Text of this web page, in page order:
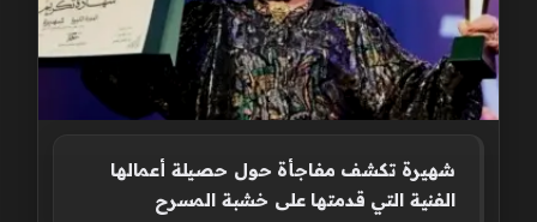
شهيرة تكشف مفاجأة حول حصيلة أعمالها
الفنية التي قدمتها على خشبة المسرح